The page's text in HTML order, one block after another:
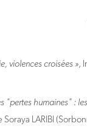
violences croisées »,
"pertes humaines" :
Soraya LARIBI